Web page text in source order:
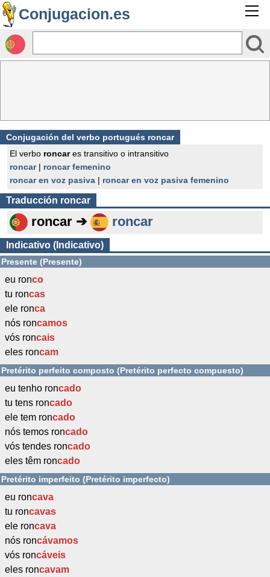
Conjugacion.es
Conjugación del verbo portugués roncar
El verbo roncares transitivo o intransitivo
roncar| roncar femenino
roncar en voz pasiva | roncar en voz pasiva femenino
Traducción roncar
roncar ➔ roncar
Indicativo (Indicativo)
Presente (Presente)
eu ronco
tu roncas
ele ronca
nós roncamos
vós roncais
eles roncam
Pretérito perfeito composto (Pretérito perfecto compuesto)
eu tenho roncado
tu tens roncado
ele tem roncado
nós temos roncado
vós tendes roncado
eles têm roncado
Pretérito imperfeito (Pretérito imperfecto)
eu roncava
tu roncavas
ele roncava
nós roncávamos
vós roncáveis
eles roncavam